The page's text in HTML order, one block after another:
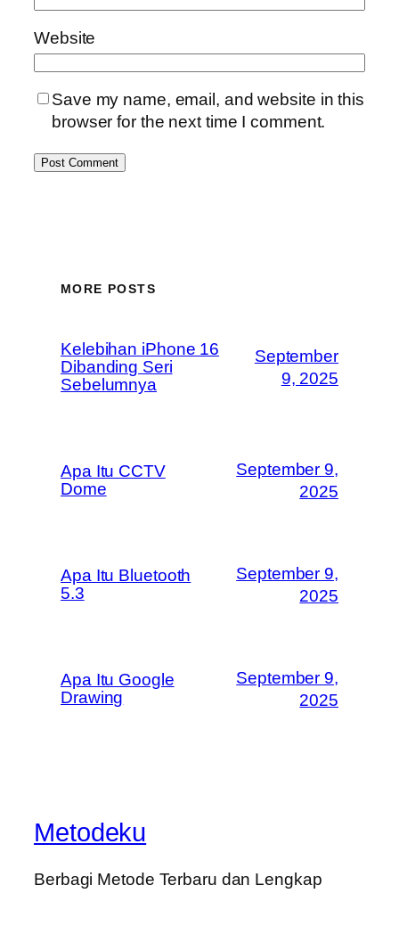
Website
Save my name, email, and website in this
browser for the next time I comment.
MORE POSTS
Kelebihan iPhone 16
Dibanding Seri
Sebelumnya
September
9, 2025
Apa Itu CCTV
Dome
September 9,
2025
Apa Itu Bluetooth
5.3
September 9,
2025
Apa Itu Google
Drawing
September 9,
2025
Metodeku
Berbagi Metode Terbaru dan Lengkap